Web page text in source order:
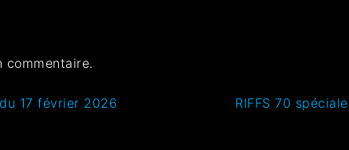
commentaire.
17 février 2026 RIFFS 70